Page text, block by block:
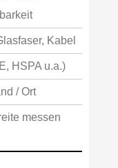
Kabel
HSPA u.a.)
/ Ort
messen